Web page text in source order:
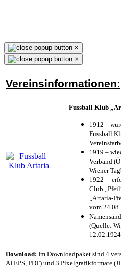
×
×
Vereinsinformationen:
Fussball Klub
1912 –
Fussball
1919 –
Verband
Wiener
1922 –
Club
„Artaria-
vom
(Quelle:
Download: Im Downloadpaket sind 4
AI EPS, PDF) und 3 Pixelgrafikformate